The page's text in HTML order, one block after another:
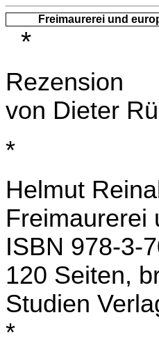
Freimaurerei und
*
Rezension
von Dieter
*
Helmut
Freimaurerei
ISBN 978-3-
120 Seiten,
Studien
*